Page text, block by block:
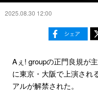
2025.08.30 12:00
Aぇ! groupの正門良規が
に東京・大阪で上演され
アルが解禁された。